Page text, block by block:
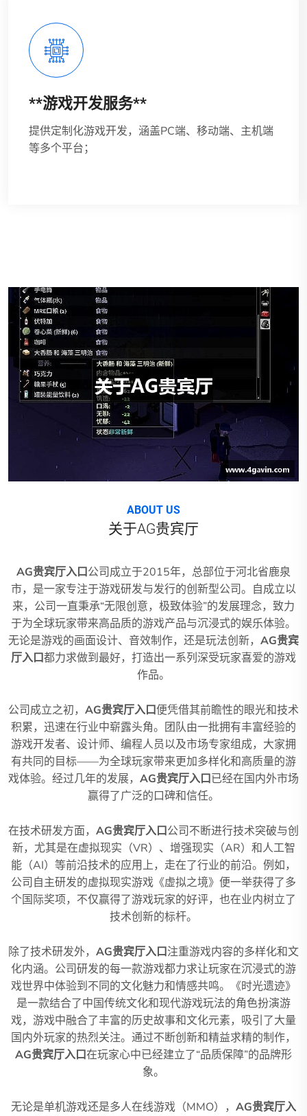
**游戏开发服务**
提供定制化游戏开发，涵盖PC端、移动端、主机端
等多个平台；
ABOUT US
关于AG贵宾厅
AG贵宾厅入口公司成立于2015年，总部位于河北省鹿泉
市，是一家专注于游戏研发与发行的创新型公司。自成立以
来，公司一直秉承“无限创意，极致体验”的发展理念，致力
于为全球玩家带来高品质的游戏产品与沉浸式的娱乐体验。
无论是游戏的画面设计、音效制作，还是玩法创新， AG贵宾
厅入口都力求做到最好，打造出一系列深受玩家喜爱的游戏
作品。
公司成立之初， AG贵宾厅入口便凭借其前瞻性的眼光和技术
积累，迅速在行业中崭露头角。团队由一批拥有丰富经验的
游戏开发者、设计师、编程人员以及市场专家组成，大家拥
有共同的目标——为全球玩家带来更加多样化和高质量的游
戏体验。经过几年的发展， AG贵宾厅入口已经在国内外市场
赢得了广泛的口碑和信任。
在技术研发方面， AG贵宾厅入口公司不断进行技术突破与创
新，尤其是在虚拟现实（VR）、增强现实（AR）和人工智
能（AI）等前沿技术的应用上，走在了行业的前沿。例如，
公司自主研发的虚拟现实游戏《虚拟之境》便一举获得了多
个国际奖项，不仅赢得了游戏玩家的好评，也在业内树立了
技术创新的标杆。
除了技术研发外， AG贵宾厅入口注重游戏内容的多样化和文
化内涵。公司研发的每一款游戏都力求让玩家在沉浸式的游
戏世界中体验到不同的文化魅力和情感共鸣。《时光遗迹》
是一款结合了中国传统文化和现代游戏玩法的角色扮演游
戏，游戏中融合了丰富的历史故事和文化元素，吸引了大量
国内外玩家的热烈关注。通过不断创新和精益求精的制作，
AG贵宾厅入口在玩家心中已经建立了“品质保障”的品牌形
象。
无论是单机游戏还是多人在线游戏（MMO）， AG贵宾厅入